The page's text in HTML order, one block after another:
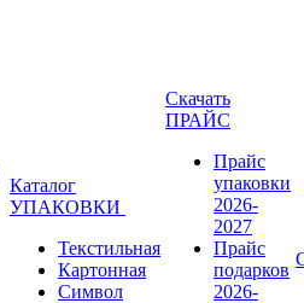
Каталог
УПАКОВКИ
Текстильная
Картонная
Символ
Скачать
ПРАЙС
Прайс
упаковки
2026-
2027
Прайс
подарков
2026-